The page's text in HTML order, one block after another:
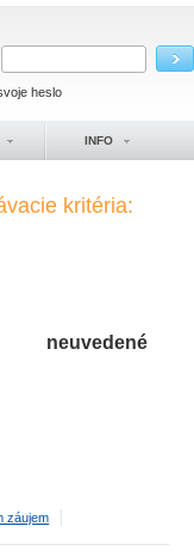
heslo
INFO
kritéria:
neuvedené
záujem